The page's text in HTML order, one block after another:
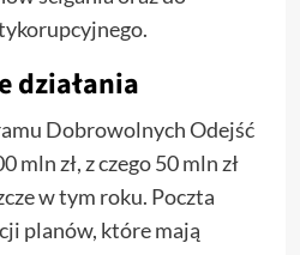
działania
Dobrowolnych Odejść
mln zł, z czego 50 mln zł
w tym roku. Poczta
planów, które mają